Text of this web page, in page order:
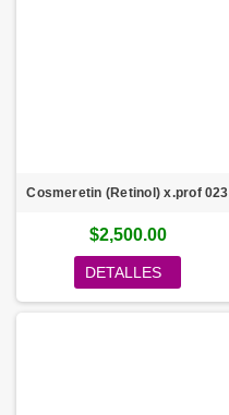
Cosmeretin (Retinol) x.prof 023
$2,500.00
DETALLES